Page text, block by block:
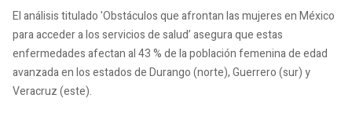
El análisis titulado 'Obstáculos que afrontan las mujeres en México
para acceder a los servicios de salud’ asegura que estas
enfermedades afectan al 43 % de la población femenina de edad
avanzada en los estados de Durango (norte), Guerrero (sur) y
Veracruz (este).